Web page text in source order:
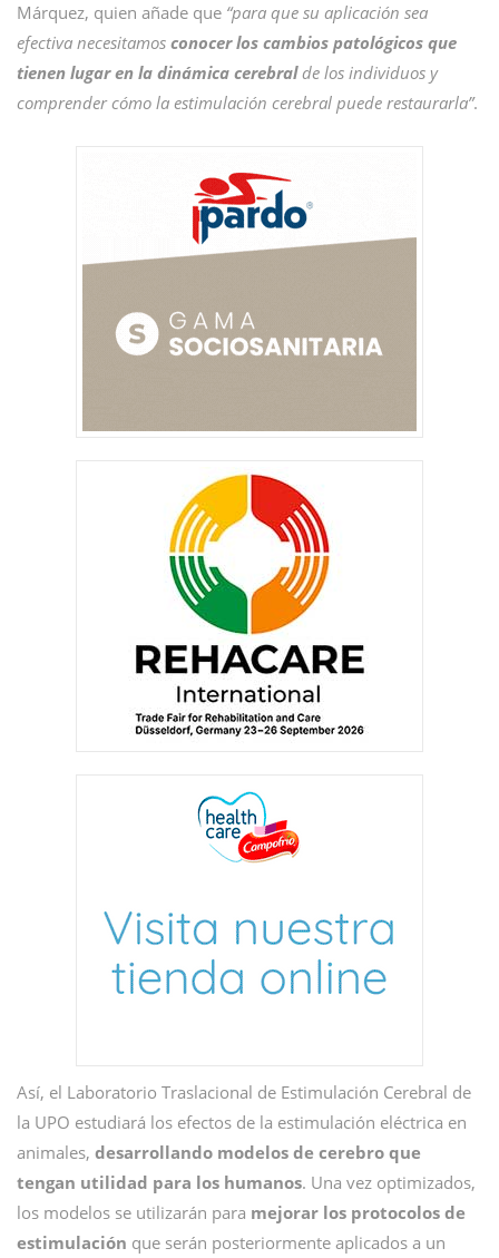
Márquez, quien añade que “para que su aplicación sea
efectiva necesitamos conocer los cambios patológicos que
tienen lugar en la dinámica cerebralde los individuos y
comprender cómo la estimulación cerebral puede restaurarla”.
Así, el Laboratorio Traslacional de Estimulación Cerebral de
la UPO estudiará los efectos de la estimulación eléctrica en
animales, desarrollando modelos de cerebro que
tengan utilidad para los humanos. Una vez optimizados,
los modelos se utilizarán para mejorar los protocolos de
estimulación que serán posteriormente aplicados a un